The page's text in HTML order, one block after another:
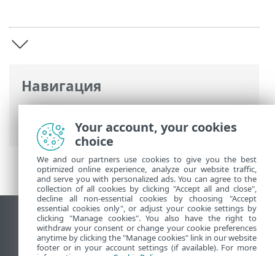
Навигация
On-Prem
>Введение
Использовать сайт для ПК
End of Life
База знаний ESET
Your account, your cookies
choice
We and our partners use cookies to give you the best
optimized online experience, analyze our website traffic,
and serve you with personalized ads. You can agree to the
collection of all cookies by clicking "Accept all and close",
decline all non-essential cookies by choosing "Accept
essential cookies only", or adjust your cookie settings by
clicking "Manage cookies". You also have the right to
withdraw your consent or change your cookie preferences
anytime by clicking the "Manage cookies" link in our website
footer or in your account settings (if available). For more